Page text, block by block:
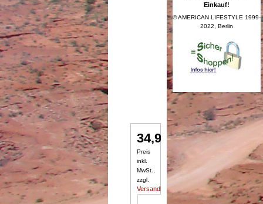
Einkauf!
© AMERICAN LIFESTYLE 1999-
2022, Berlin
34,95 €/ Set(s)
Preis
inkl.
MwSt.,
zzgl.
Versandkosten